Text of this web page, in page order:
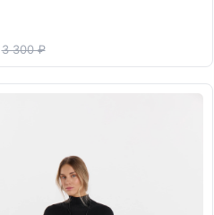
3 300 ₽